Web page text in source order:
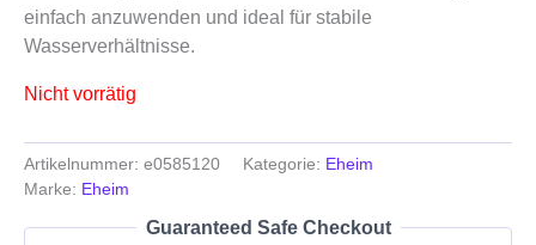
einfach anzuwenden und ideal für stabile
Wasserverhältnisse.
Nicht vorrätig
Artikelnummer: e0585120 Kategorie: Eheim
Marke: Eheim
Guaranteed Safe Checkout